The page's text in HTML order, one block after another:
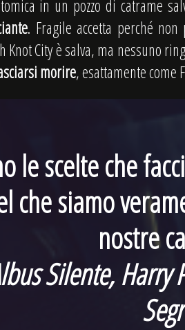
in un pozzo di catrame
. Fragile accetta perché
Knot City è salva, ma nessuno
morire, esattamente come
le scelte che
che siamo
nostre
Silente, Harry